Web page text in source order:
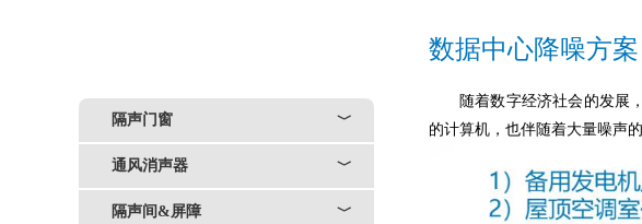
﹀
隔声门窗
﹀
通风消声器
﹀
隔声间&屏障
数据中心降噪方案
随着数字经济社会的发展
的计算机，也伴随着大量噪声